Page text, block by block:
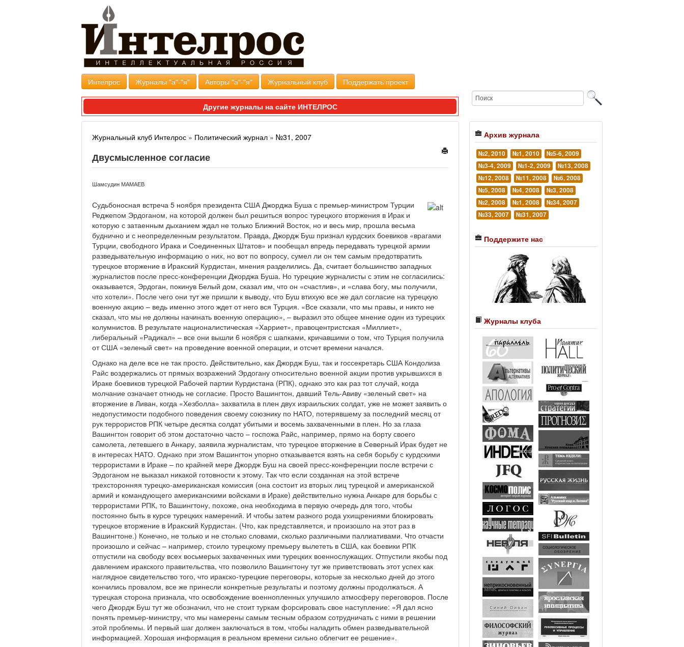
Интелрос Журналы "а"-"я" Авторы "а"-"я" Журнальный клуб Поддержать проект
Другие журналы на сайте ИНТЕЛРОС
Журнальный клуб Интелрос » Политический журнал » №31, 2007
Двусмысленное согласие
Шамсудин МАМАЕВ
Судьбоносная встреча 5 ноября президента США Джорджа Буша с премьер-министром Турции
Реджепом Эрдоганом, на которой должен был решиться вопрос турецкого вторжения в Ирак и
которую с затаенным дыханием ждал не только Ближний Восток, но и весь мир, прошла весьма
буднично и с неопределенным результатом. Правда, Джордж Буш признал курдских боевиков «врагами
Турции, свободного Ирака и Соединенных Штатов» и пообещал впредь передавать турецкой армии
разведывательную информацию о них, но вот по вопросу, сумел ли он тем самым предотвратить
турецкое вторжение в Иракский Курдистан, мнения разделились. Да, считает большинство западных
журналистов после пресс-конференции Джорджа Буша. Но турецкие журналисты с этим не согласились:
оказывается, Эрдоган, покинув Белый дом, сказал им, что он «счастлив», и «слава богу, мы получили,
что хотели». После чего они тут же пришли к выводу, что Буш втихую все же дал согласие на турецкую
военную акцию – ведь именно этого ждет от него вся Турция. «Все сказали, что мы правы, и никто не
сказал, что мы не должны начинать военную операцию», – выразил это общее мнение один из турецких
колумнистов. В результате националистическая «Харриет», правоцентристская «Миллиет»,
либеральный «Радикал» – все они вышли 6 ноября с шапками, кричавшими о том, что Турция получила
от США «зеленый свет» на проведение военной операции, и отсчет времени начался.
Однако на деле все не так просто. Действительно, как Джордж Буш, так и госсекретарь США Кондолиза
Райс воздержались от прямых возражений Эрдогану относительно военной акции против укрывшихся в
Ираке боевиков турецкой Рабочей партии Курдистана (РПК), однако это как раз тот случай, когда
молчание означает отнюдь не согласие. Просто Вашингтон, давший Тель-Авиву «зеленый свет» на
вторжение в Ливан, когда «Хезболла» захватила в плен двух израильских солдат, уже не может заявить о
недопустимости подобного поведения своему союзнику по НАТО, потерявшему за последний месяц от
рук террористов РПК четыре десятка солдат убитыми и восемь захваченными в плен. Но за глаза
Вашингтон говорит об этом достаточно часто – госпожа Райс, например, прямо на борту своего
самолета, летевшего в Анкару, заявила журналистам, что турецкое вторжение в Северный Ирак будет не
в интересах НАТО. Однако при этом Вашингтон упорно отказывается взять на себя борьбу с курдскими
террористами в Ираке – по крайней мере Джордж Буш на своей пресс-конференции после встречи с
Эрдоганом не выказал никакой готовности к этому. Так что если созданная на этой встрече
трехсторонняя турецко-американская комиссия (она состоит из вторых лиц турецкой и американской
армий и командующего американскими войсками в Ираке) действительно нужна Анкаре для борьбы с
террористами РПК, то Вашингтону, похоже, она необходима в первую очередь для того, чтобы
постоянно быть в курсе турецких намерений. И чтобы затем разного рода ухищрениями блокировать
турецкое вторжение в Иракский Курдистан. (Что, как представляется, и произошло на этот раз в
Вашингтоне.) Конечно, не только и не столько словами, сколько различными паллиативами. Что отчасти
произошло и сейчас – например, стоило турецкому премьеру вылететь в США, как боевики РПК
отпустили на свободу всех восьмерых захваченных ими турецких военнослужащих. Отпустили якобы под
давлением иракского правительства, что позволило Вашингтону тут же приветствовать этот успех как
наглядное свидетельство того, что иракско-турецкие переговоры, которые за несколько дней до этого
кончились провалом, все же принесли конкретные результаты и поэтому должны продолжаться. А
турецкая сторона признала, что освобождение военнопленных улучшило атмосферу переговоров. После
чего Джордж Буш тут же обозначил, что не стоит туркам форсировать свое наступление: «Я дал ясно
понять премьер-министру, что мы намерены самым тесным образом сотрудничать с ними в решении
этой проблемы. И первый шаг должен заключаться в том, чтобы наладить обмен разведывательной
информацией. Хорошая информация в реальном времени сильно облегчит ее решение».
Архив журнала
№2, 2010 №1, 2010
№5-6, 2009
№3-4, 2009
№1-2, 2009
№13, 2008
№12, 2008
№11, 2008
№6, 2008
№5, 2008
№4, 2008
№3, 2008
№2, 2008
№1, 2008
№34, 2007
№33, 2007
№31, 2007
Поддержите нас
Журналы клуба